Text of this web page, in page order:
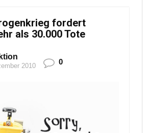
fordert
als 30.000 Tote
2010 0